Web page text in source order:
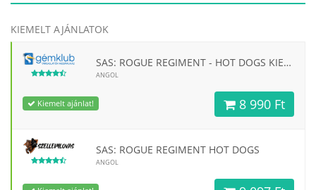
KIEMELT AJÁNLATOK
SAS: ROGUE REGIMENT - HOT DOGS KIEGÉSZÍTŐ
ANGOL
Kiemelt ajánlat! 8 990 Ft
SAS: ROGUE REGIMENT HOT DOGS
ANGOL